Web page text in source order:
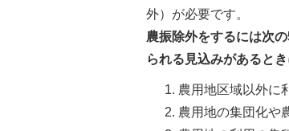
外）が必要です。
農振除外をするには次
られる見込みがあるとき
農用地区域以外に
農用地の集団化や